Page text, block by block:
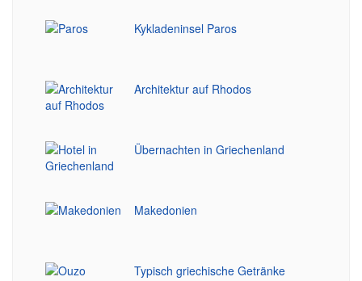
Kykladeninsel Paros
Architektur auf Rhodos
Übernachten in Griechenland
Makedonien
Typisch griechische Getränke